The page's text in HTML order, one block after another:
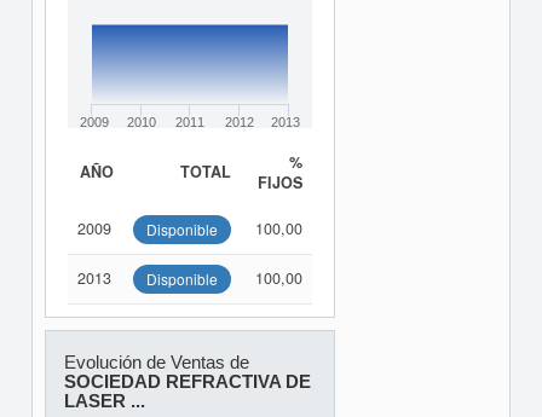
2009 2010 2011 2012 2013
AÑO TOTAL
%
FIJOS
2009 Disponible 100,00
2013 Disponible 100,00
Evolución de Ventas de
SOCIEDAD REFRACTIVA DE
LASER ...